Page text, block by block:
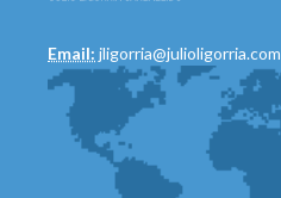
Email: jligorria@julioligorria.com